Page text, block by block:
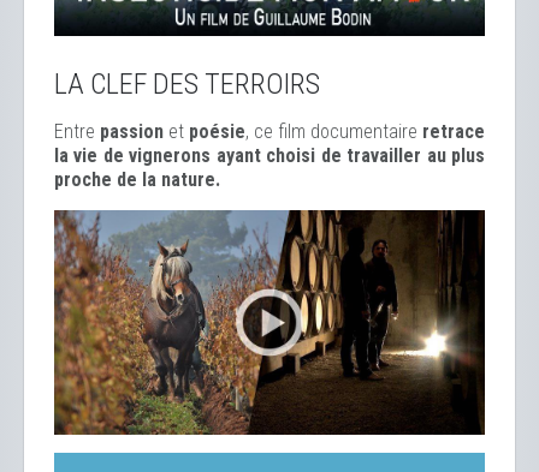
LA CLEF DES TERROIRS
Entre passion et poésie, ce film documentaire retrace
la vie de vignerons ayant choisi de travailler au plus
proche de la nature.